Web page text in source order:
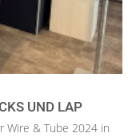
UND LAP
Wire & Tube 2024 in